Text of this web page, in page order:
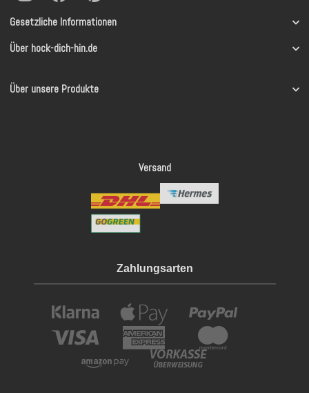
Gesetzliche Informationen
Über hock-dich-hin.de
Über unsere Produkte
Versand
Zahlungsarten